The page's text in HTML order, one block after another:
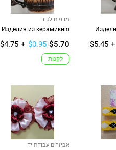
מדפים לקיר
Изделия из керамикию
$5.70
$4.75 + $0.95)
לִקְנוֹת
($5.45 +
אביזרים עבודת יד